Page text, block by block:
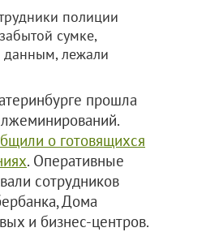
полиции
сумке,
данным, лежали
прошла
о готовящихся
. Оперативные
сотрудников
Дома
и бизнес-центров.